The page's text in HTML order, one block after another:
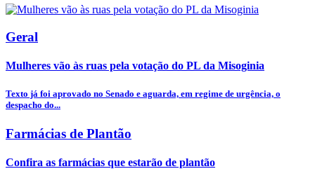
Geral
Mulheres vão às ruas pela votação do PL da Misoginia
Texto já foi aprovado no Senado e aguarda, em regime de urgência, o
despacho do...
Farmácias de Plantão
Confira as farmácias que estarão de plantão